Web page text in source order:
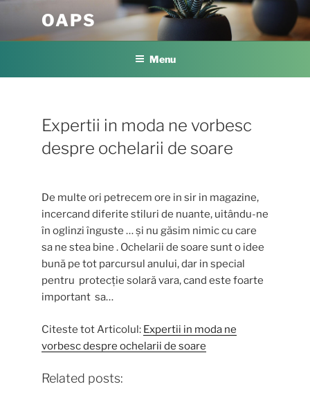
content
OAPS
Menu
Expertii in moda ne vorbesc
despre ochelarii de soare
De multe ori petrecem ore in sir in magazine,
incercand diferite stiluri de nuante, uitându-ne
în oglinzi înguste … și nu găsim nimic cu care
sa ne stea bine . Ochelarii de soare sunt o idee
bună pe tot parcursul anului, dar in special
pentru protecție solară vara, cand este foarte
important sa…
Citeste tot Articolul: Expertii in moda ne
vorbesc despre ochelarii de soare
Related posts: